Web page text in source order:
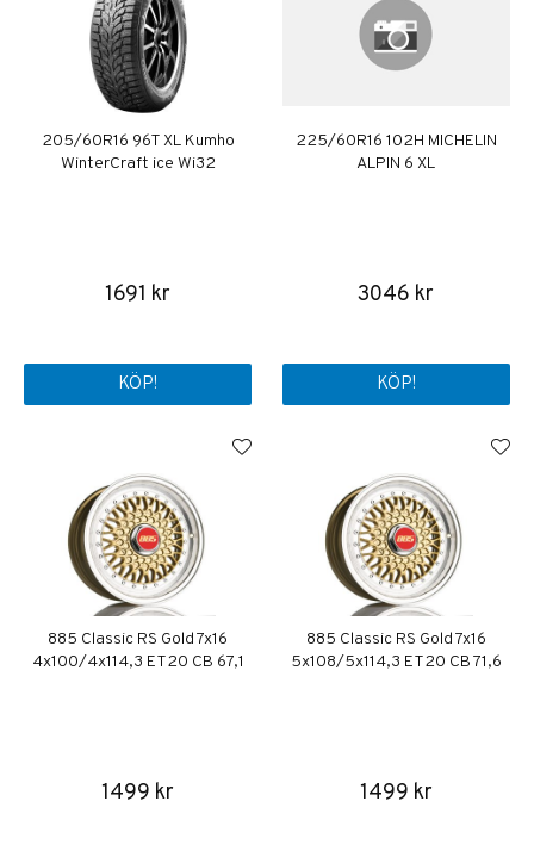
205/60R16 96T XL Kumho
WinterCraft ice Wi32
1691 kr
KÖP!
225/60R16 102H MICHELIN
ALPIN 6 XL
3046 kr
KÖP!
885 Classic RS Gold 7x16
4x100/4x114,3 ET20 CB 67,1
1499 kr
885 Classic RS Gold 7x16
5x108/5x114,3 ET20 CB 71,6
1499 kr